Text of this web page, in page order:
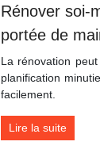
Rénover soi-
portée de
La rénovation
planification
facilement.
Lire la suite